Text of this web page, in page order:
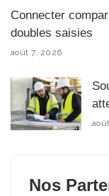
Connecter
doubles saisies
août 7, 2026
Nos